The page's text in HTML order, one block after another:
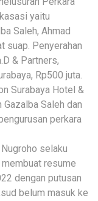
yaitu
Saleh, Ahmad
suap. Penyerahan
& Partners,
Rp500 juta.
Surabaya Hotel &
Saleh dan
perkara
selaku
resume
dengan putusan
belum masuk ke